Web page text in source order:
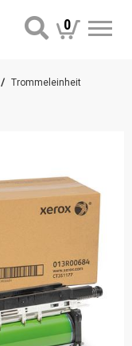
0
Trommeleinheit